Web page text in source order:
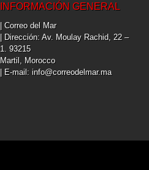
INFORMACIÓN GENERAL
| Correo del Mar
| Dirección: Av. Moulay Rachid, 22 –
1. 93215
Martil, Morocco
| E-mail: info@correodelmar.ma